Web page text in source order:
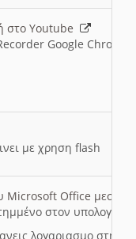
στο Youtube
Google Chrome
με χρηση flash
Microsoft Office μεσω
στον
λογαριασμο στη